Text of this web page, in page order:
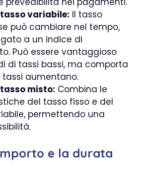
variabile: Il tasso
può cambiare nel tempo,
a un indice di
Può essere vantaggioso
di tassi bassi, ma comporta
tassi aumentano.
misto: Combina le
del tasso fisso e del
permettendo una
e la durata